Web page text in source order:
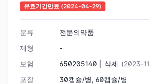
유효기간만료 (2024-04-29)
분류
전문의약품
제형
-
보험
650205140 | 삭제 (2023-
포장
30캡슐/병, 60캡슐/병